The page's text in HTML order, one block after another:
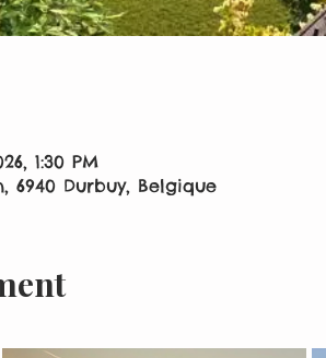
1:30 PM
6940 Durbuy, Belgique